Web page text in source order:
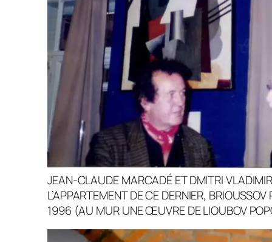
JEAN-CLAUDE MARCADÉ ET DMITRI
L’APPARTEMENT DE CE DERNIER,
1996 (AU MUR UNE ŒUVRE DE LIOUBOV